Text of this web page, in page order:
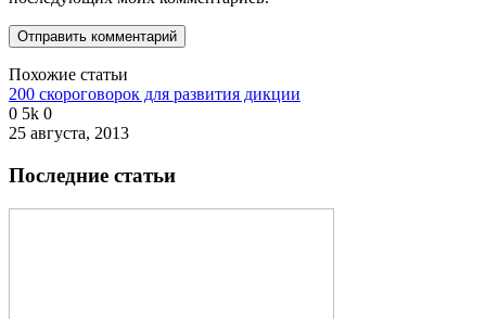
Похожие статьи
200 скороговорок для развития дикции
0 5k 0
25 августа, 2013
Последние статьи